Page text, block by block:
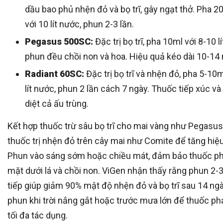
dầu bao phủ nhện đỏ và bọ trĩ, gây ngạt thở. Pha
với 10 lít nước, phun 2-3 lần.
Pegasus 500SC: Đặc trị bọ trĩ, pha 10ml với 8-10
phun đều chồi non và hoa. Hiệu quả kéo dài 10-14
Radiant 60SC: Đặc trị bọ trĩ và nhện đỏ, pha 5-
lít nước, phun 2 lần cách 7 ngày. Thuốc tiếp xúc và
diệt cả ấu trùng.
Kết hợp thuốc trừ sâu bọ trĩ cho mai vàng như
thuốc trị nhện đỏ trên cây mai như Comite để tăng
Phun vào sáng sớm hoặc chiều mát, đảm bảo thuốc
mặt dưới lá và chồi non. ViGen nhận thấy rằng phun 2-
tiếp giúp giảm 90% mật độ nhện đỏ và bọ trĩ sau 14
phun khi trời nắng gắt hoặc trước mưa lớn để thuốc
tối đa tác dụng.